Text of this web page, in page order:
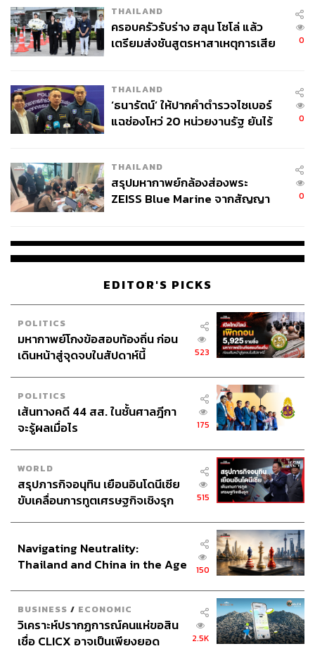
THAILAND
ครอบครัวรับร่าง ฮลุน โซโล่ แล้ว
เตรียมส่งชันสูตรหาสาเหตุการเสีย
0
THAILAND
‘ธนารัตน์’ ให้ปากคำตำรวจไซเบอร์
แฉช่องโหว่ 20 หน่วยงานรัฐ ยันไร้
0
THAILAND
สรุปมหากาพย์กล้องส่องพระ
ZEISS Blue Marine จากสัญญา
จ่ายหนี้-แอบระบุแบรนด์
0
EDITOR'S PICKS
POLITICS
มหากาพย์โกงข้อสอบท้องถิ่น ก่อน
เดินหน้าสู่จุดจบในสัปดาห์นี้
523
POLITICS
เส้นทางคดี 44 สส. ในชั้นศาลฎีกา
จะรู้ผลเมื่อไร
175
WORLD
สรุปภารกิจอนุทิน เยือนอินโดนีเซีย
ขับเคลื่อนการทูตเศรษฐกิจเชิงรุก
515
Navigating Neutrality:
Thailand and China in the Age
150
BUSINESS / ECONOMIC
วิเคราะห์ปรากฏการณ์คนแห่ขอสิน
เชื่อ CLICX อาจเป็นเพียงยอด
2.5K